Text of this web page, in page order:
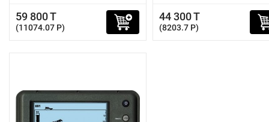
59 800 T
(11074.07 P)
44 300 T
(8203.7 P)